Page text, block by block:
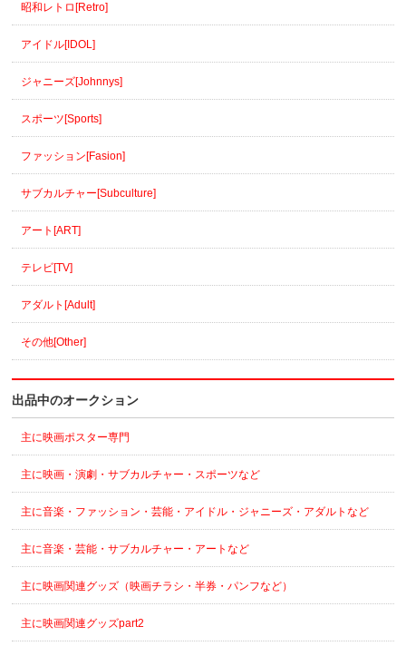
昭和レトロ[Retro]
アイドル[IDOL]
ジャニーズ[Johnnys]
スポーツ[Sports]
ファッション[Fasion]
サブカルチャー[Subculture]
アート[ART]
テレビ[TV]
アダルト[Adult]
その他[Other]
出品中のオークション
主に映画ポスター専門
主に映画・演劇・サブカルチャー・スポーツなど
主に音楽・ファッション・芸能・アイドル・ジャニーズ・アダルトなど
主に音楽・芸能・サブカルチャー・アートなど
主に映画関連グッズ（映画チラシ・半券・パンフなど）
主に映画関連グッズpart2